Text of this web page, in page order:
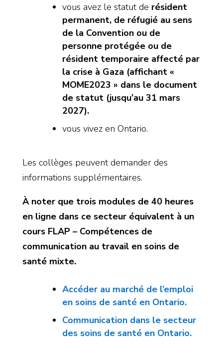
vous avez le statut de résident
permanent, de réfugié au sens
de la Convention ou de
personne protégée ou de
résident temporaire affecté par
la crise à Gaza (affichant «
MOME2023 » dans le document
de statut (jusqu’au 31 mars
2027).
vous vivez en Ontario.
Les collèges peuvent demander des
informations supplémentaires.
À noter que trois modules de 40 heures
en ligne dans ce secteur équivalent à un
cours FLAP – Compétences de
communication au travail en soins de
santé mixte.
Accéder au marché de l’emploi
en soins de santé en Ontario.
Communication dans le secteur
des soins de santé en Ontario.